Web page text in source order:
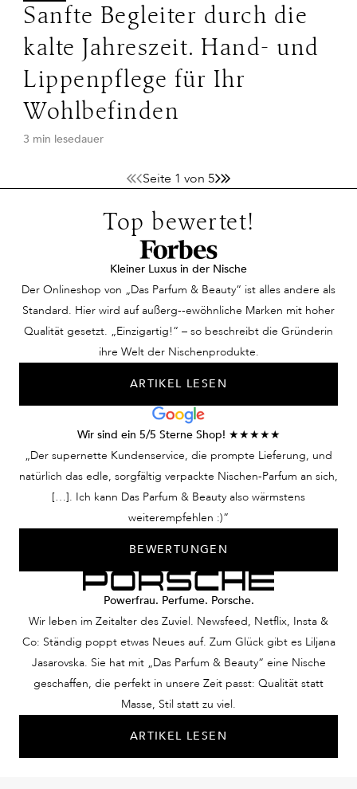
Sanfte Begleiter durch die
kalte Jahreszeit. Hand- und
Lippenpflege für Ihr
Wohlbefinden
3 min lesedauer
Seite 1 von 5
Top bewertet!
Kleiner Luxus in der Nische
Der Onlineshop von „Das Parfum & Beauty“ ist alles andere als
Standard. Hier wird auf außerg--ewöhnliche Marken mit hoher
Qualität gesetzt. „Einzigartig!“ – so beschreibt die Gründerin
ihre Welt der Nischenprodukte.
ARTIKEL LESEN
Wir sind ein 5/5 Sterne Shop! ★★★★★
„Der supernette Kundenservice, die prompte Lieferung, und
natürlich das edle, sorgfältig verpackte Nischen-Parfum an sich,
[…]. Ich kann Das Parfum & Beauty also wärmstens
weiterempfehlen :)“
BEWERTUNGEN
Powerfrau. Perfume. Porsche.
Wir leben im Zeitalter des Zuviel. Newsfeed, Netflix, Insta &
Co: Ständig poppt etwas Neues auf. Zum Glück gibt es Liljana
Jasarovska. Sie hat mit „Das Parfum & Beauty“ eine Nische
geschaffen, die perfekt in unsere Zeit passt: Qualität statt
Masse, Stil statt zu viel.
ARTIKEL LESEN